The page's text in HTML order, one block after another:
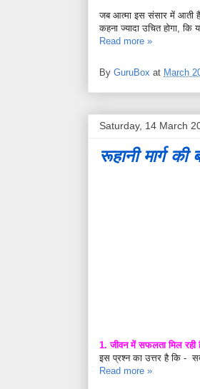
जब आत्मा इस संसार में आती
कहना ज्यादा उचित होगा, कि
Read more »
By GuruBox at March
Saturday, 14 March
रूहानी मार्ग
1. जीवन में सफलता मिल रही
इस प्रश्न का उत्तर है कि -
Read more »